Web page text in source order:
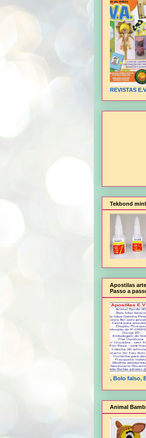
REVISTAS
Tekbond
Apostilas
Passo a
Animal Bambi 3D, Bolo falso,
Animal